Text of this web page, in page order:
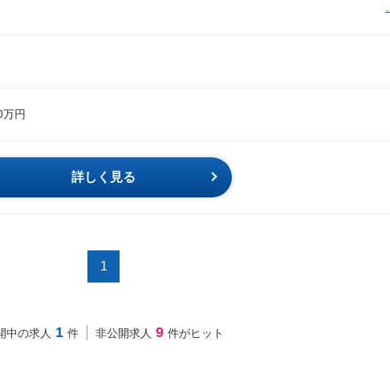
円
詳しく見る
1
中の求人 1 件 非公開求人 9 件がヒット